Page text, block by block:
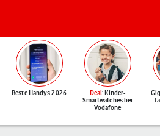
Beste Handys 2026 Deal: Kinder-
Smartwatches bei
Vodafone